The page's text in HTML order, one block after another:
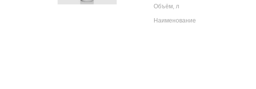
Объём, л
Наименование